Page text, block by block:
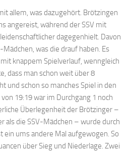
allem, was dazugehört. Brötzingen
angereist, während der SSV mit
dagegenhielt. Davon
was die drauf haben. Es
knappem Spielverlauf, wenngleich
dass man schon weit über 8
und schon so manches Spiel in den
19:19 war im Durchgang 1 noch
Überlegenheit der Brötzinger –
als die SSV-Mädchen – wurde durch
ein ums andere Mal aufgewogen. So
über Sieg und Niederlage. Zwei